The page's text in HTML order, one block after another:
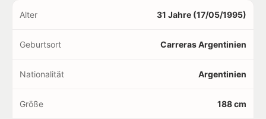
Alter 31 Jahre (17/05/1995)
Geburtsort Carreras Argentinien
Nationalität Argentinien
Größe 188 cm